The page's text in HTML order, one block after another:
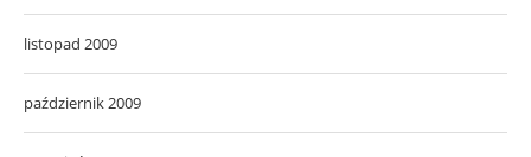
listopad 2009
październik 2009